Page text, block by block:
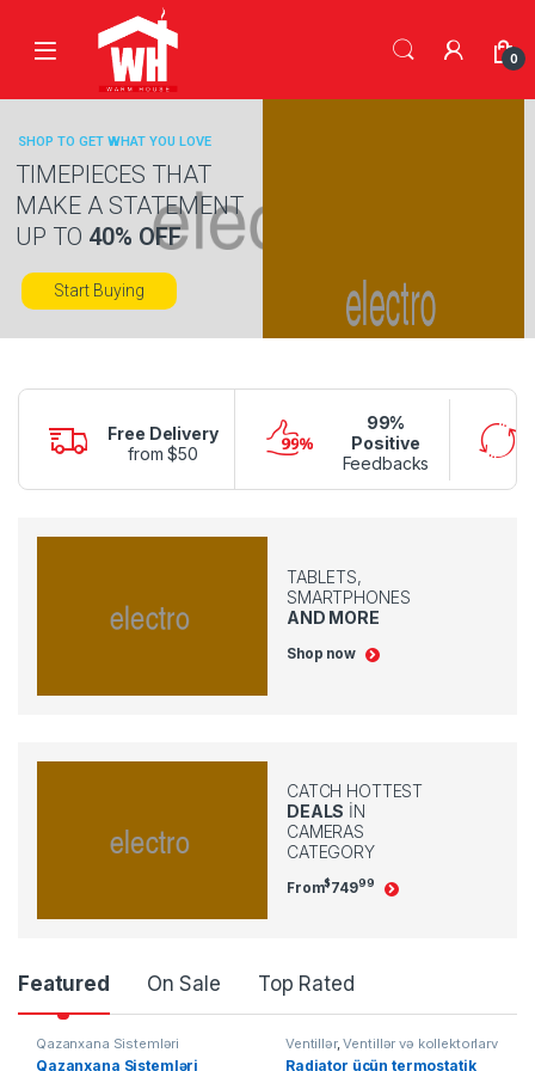
Skip to navigation
0
TIMEPIECES THAT
MAKE A STATEMENT
UP TO 40% OFF
Start Buying
SHOP TO GET WHAT YOU LOVE
Free Delivery
from $50
99%
Positive
Feedbacks
TABLETS,
SMARTPHONES
AND MORE
Shop now
CATCH HOTTEST
DEALS IN
CAMERAS
CATEGORY
From$74999
P
Featured On Sale Top Rated
Qazanxana Sistemləri
Qazanxana Sistemləri
Ventillər,Ventillər və kollektorlarv
Radiator üçün termostatik